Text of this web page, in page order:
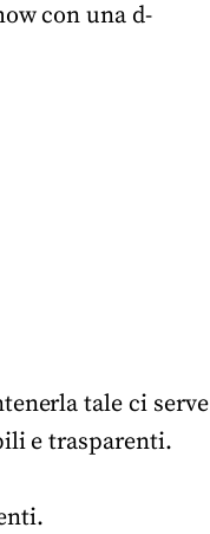
con una d-
tale ci serve
e trasparenti.